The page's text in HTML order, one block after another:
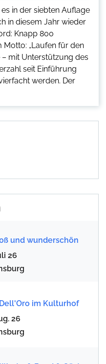
in der siebten Auflage
in diesem Jahr wieder
Knapp 800
Motto: „Laufen für den
– mit Unterstützung des
seit Einführung
werden. Der
und wunderschön
26
im Kulturhof
26